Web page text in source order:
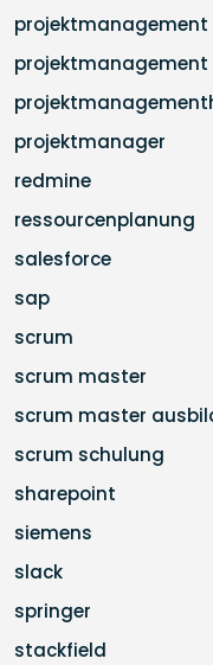
projektmanager
redmine
ressourcenplanung
salesforce
sap
scrum
scrum master
scrum master
scrum schulung
sharepoint
siemens
slack
springer
stackfield